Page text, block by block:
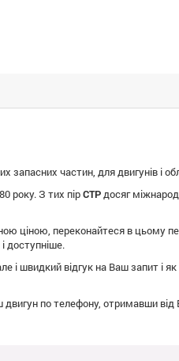
запасних частин, для двигунів і
року. З тих пірCTPдосяг
ціною, переконайтеся в цьому
доступніше.
і швидкий відгук на Ваш запит і
двигун по телефону, отримавши